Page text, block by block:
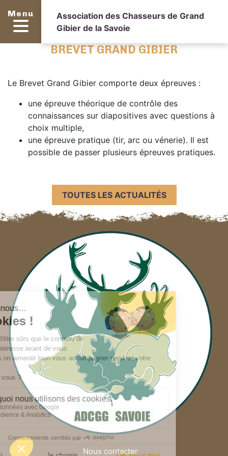
Menu
Association des Chasseurs de Grand
Gibier de la Savoie
BREVET GRAND GIBIER
Le Brevet Grand Gibier comporte deux épreuves :
une épreuve théorique de contrôle des
connaissances sur diapositives avec questions à
choix multiple,
une épreuve pratique (tir, arc ou vénerie). Il est
possible de passer plusieurs épreuves pratiques.
TOUTES LES ACTUALITÉS
Nous contacter